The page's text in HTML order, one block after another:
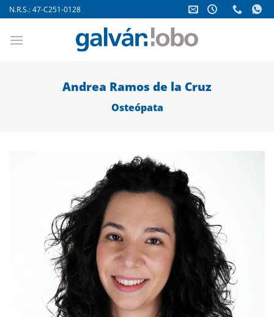
Saltar
al
contenido
N.R.S.: 47-C251-0128
Andrea Ramos de la Cruz
Osteópata